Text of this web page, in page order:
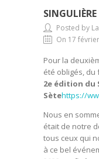
SINGULIÈRE
Posted by
On 17
Pour la
été obligés, du
2e édition du
Sètehttps://
Nous en
était de notre
tous ceux qui
à ce bel